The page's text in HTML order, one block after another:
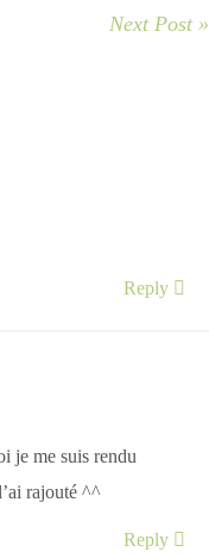
Next Post »
Reply
je me suis rendu
rajouté ^^
Reply